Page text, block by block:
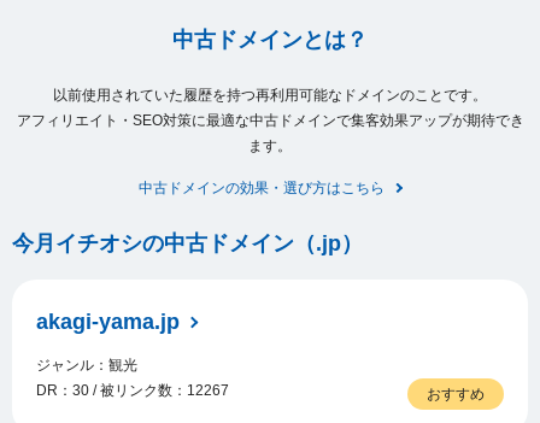
中古ドメインとは？
以前使用されていた履歴を持つ再利用可能なドメインのことです。
アフィリエイト・SEO対策に最適な中古ドメインで集客効果アップが期待でき
ます。
中古ドメインの効果・選び方はこちら
今月イチオシの中古ドメイン（.jp）
akagi-yama.jp
ジャンル：観光
DR：30 / 被リンク数：12267
おすすめ